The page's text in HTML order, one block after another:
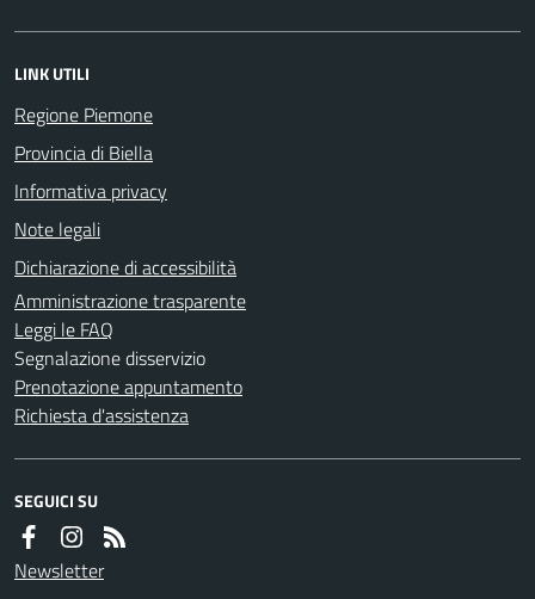
LINK UTILI
Regione Piemone
Provincia di Biella
Informativa privacy
Note legali
Dichiarazione di accessibilità
Amministrazione trasparente
Leggi le FAQ
Segnalazione disservizio
Prenotazione appuntamento
Richiesta d'assistenza
SEGUICI SU
Newsletter